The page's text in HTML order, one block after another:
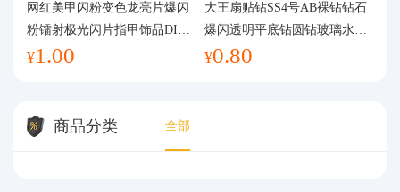
网红美甲闪粉变色龙亮片爆闪
粉镭射极光闪片指甲饰品DIY
手工流麻
¥1.00
大王扇贴钻SS4号AB裸钻钻石
爆闪透明平底钻圆钻玻璃水钻
美甲钻饰
¥0.80
商品分类 全部